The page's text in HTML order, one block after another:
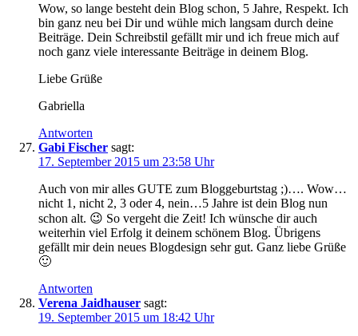
Wow, so lange besteht dein Blog schon, 5 Jahre, Respekt. Ich
bin ganz neu bei Dir und wühle mich langsam durch deine
Beiträge. Dein Schreibstil gefällt mir und ich freue mich auf
noch ganz viele interessante Beiträge in deinem Blog.
Liebe Grüße
Gabriella
Antworten
Gabi Fischer sagt:
17. September 2015 um 23:58 Uhr
Auch von mir alles GUTE zum Bloggeburtstag ;)…. Wow…
nicht 1, nicht 2, 3 oder 4, nein…5 Jahre ist dein Blog nun
schon alt. 😉 So vergeht die Zeit! Ich wünsche dir auch
weiterhin viel Erfolg it deinem schönem Blog. Übrigens
gefällt mir dein neues Blogdesign sehr gut. Ganz liebe Grüße
🙂
Antworten
Verena Jaidhauser sagt:
19. September 2015 um 18:42 Uhr